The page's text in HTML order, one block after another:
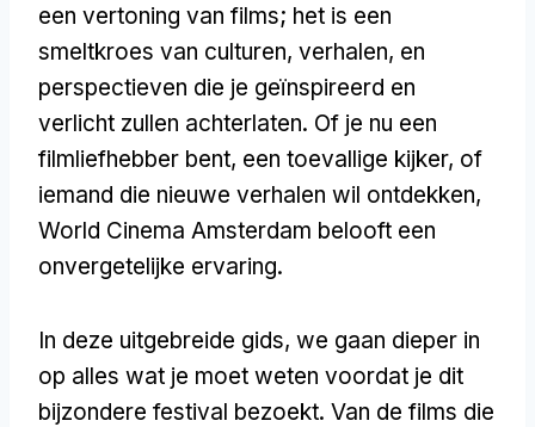
een vertoning van films; het is een
smeltkroes van culturen, verhalen, en
perspectieven die je geïnspireerd en
verlicht zullen achterlaten. Of je nu een
filmliefhebber bent, een toevallige kijker, of
iemand die nieuwe verhalen wil ontdekken,
World Cinema Amsterdam belooft een
onvergetelijke ervaring.
In deze uitgebreide gids, we gaan dieper in
op alles wat je moet weten voordat je dit
bijzondere festival bezoekt. Van de films die